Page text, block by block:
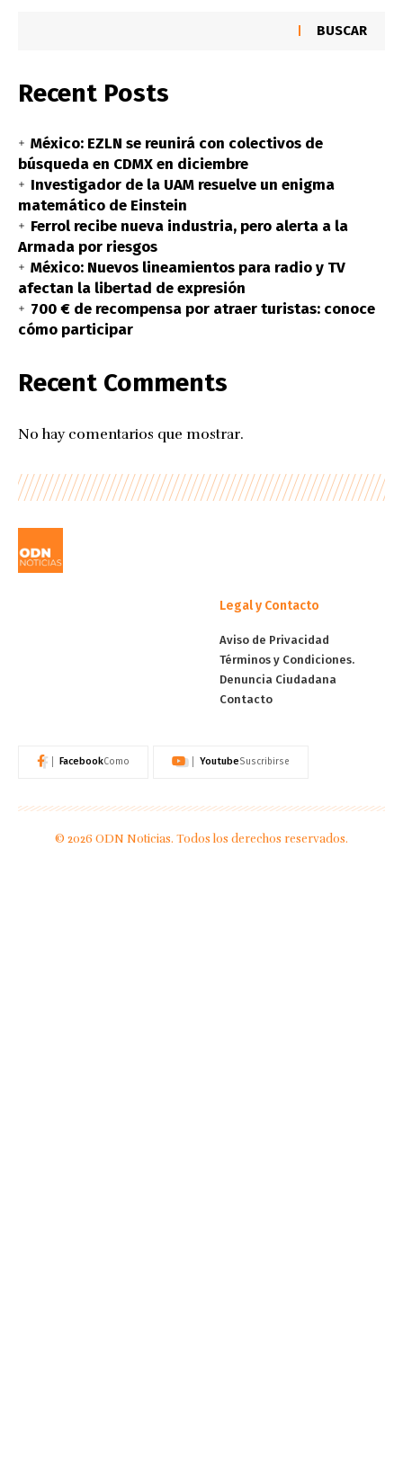
BUSCAR
Recent Posts
México: EZLN se reunirá con colectivos de
búsqueda en CDMX en diciembre
Investigador de la UAM resuelve un enigma
matemático de Einstein
Ferrol recibe nueva industria, pero alerta a la
Armada por riesgos
México: Nuevos lineamientos para radio y TV
afectan la libertad de expresión
700 € de recompensa por atraer turistas: conoce
cómo participar
Recent Comments
No hay comentarios que mostrar.
Legal y Contacto
Aviso de Privacidad
Términos y Condiciones.
Denuncia Ciudadana
Contacto
FacebookComo YoutubeSuscribirse
© 2026 ODN Noticias. Todos los derechos reservados.